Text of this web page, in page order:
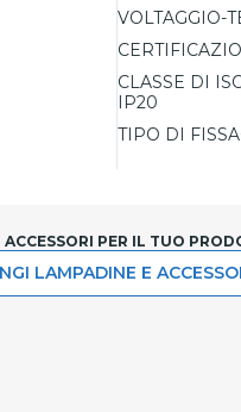
VOLTAGGIO-
CLASSE DI
IP20
TIPO DI
ACCESSORI PER IL TUO
LAMPADINE E